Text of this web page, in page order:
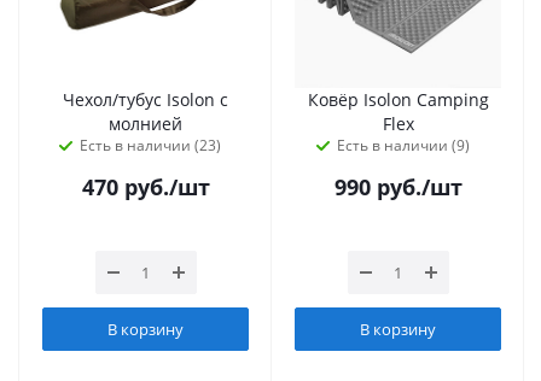
Чехол/тубус Isolon с
молнией
Есть в наличии (23)
470руб./шт
В корзину
Ковёр Isolon Camping
Flex
Есть в наличии (9)
990руб./шт
В корзину